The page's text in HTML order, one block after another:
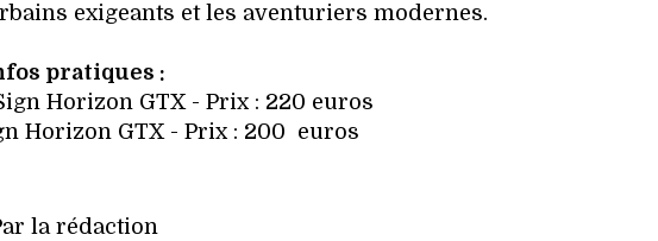
exigeants et les aventuriers modernes.
pratiques :
Horizon GTX - Prix : 220 euros
Horizon GTX - Prix : 200 euros
la rédaction